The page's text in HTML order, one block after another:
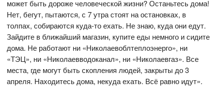
может быть дороже человеческой жизни? Останьтесь дома!
Нет, бегут, пытаются, с 7 утра стоят на остановках, в
толпах, собираются куда-то ехать. Не знаю, куда они едут.
Зайдите в ближайший магазин, купите еды немного и сидите
дома. Не работают ни «Николаевоблтеплоэнерго», ни
«ТЭЦ», ни «Николаевводоканал», ни «Николаевгаз». Все
места, где могут быть скопления людей, закрыты до 3
апреля. Находитесь дома, некуда ехать. Всё равно идут».